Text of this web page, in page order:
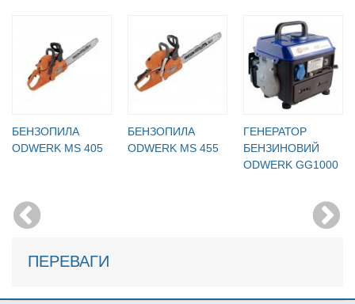
БЕНЗОПИЛА
ODWERK MS 405
БЕНЗОПИЛА
ODWERK MS 455
ГЕНЕРАТОР
БЕНЗИНОВИЙ
ODWERK GG1000
ПЕРЕВАГИ